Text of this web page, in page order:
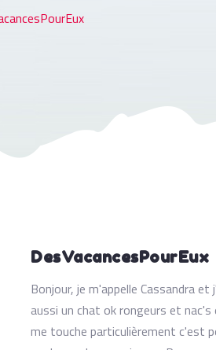
DesVacancesPourEux
Bonjour, je m'appelle Cassandra
aussi un chat ok rongeurs et nac's
me touche particulièrement c'est